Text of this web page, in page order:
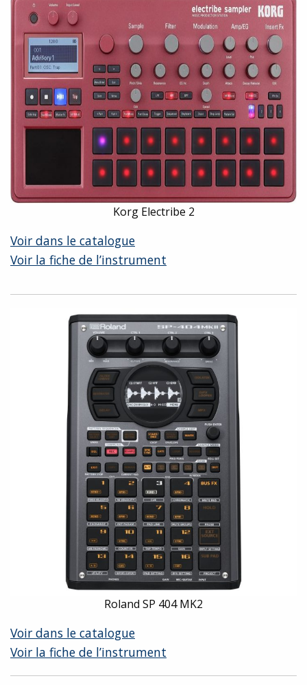
Korg Electribe 2
Voir dans le catalogue
Voir la fiche de l’instrument
Roland SP 404 MK2
Voir dans le catalogue
Voir la fiche de l’instrument